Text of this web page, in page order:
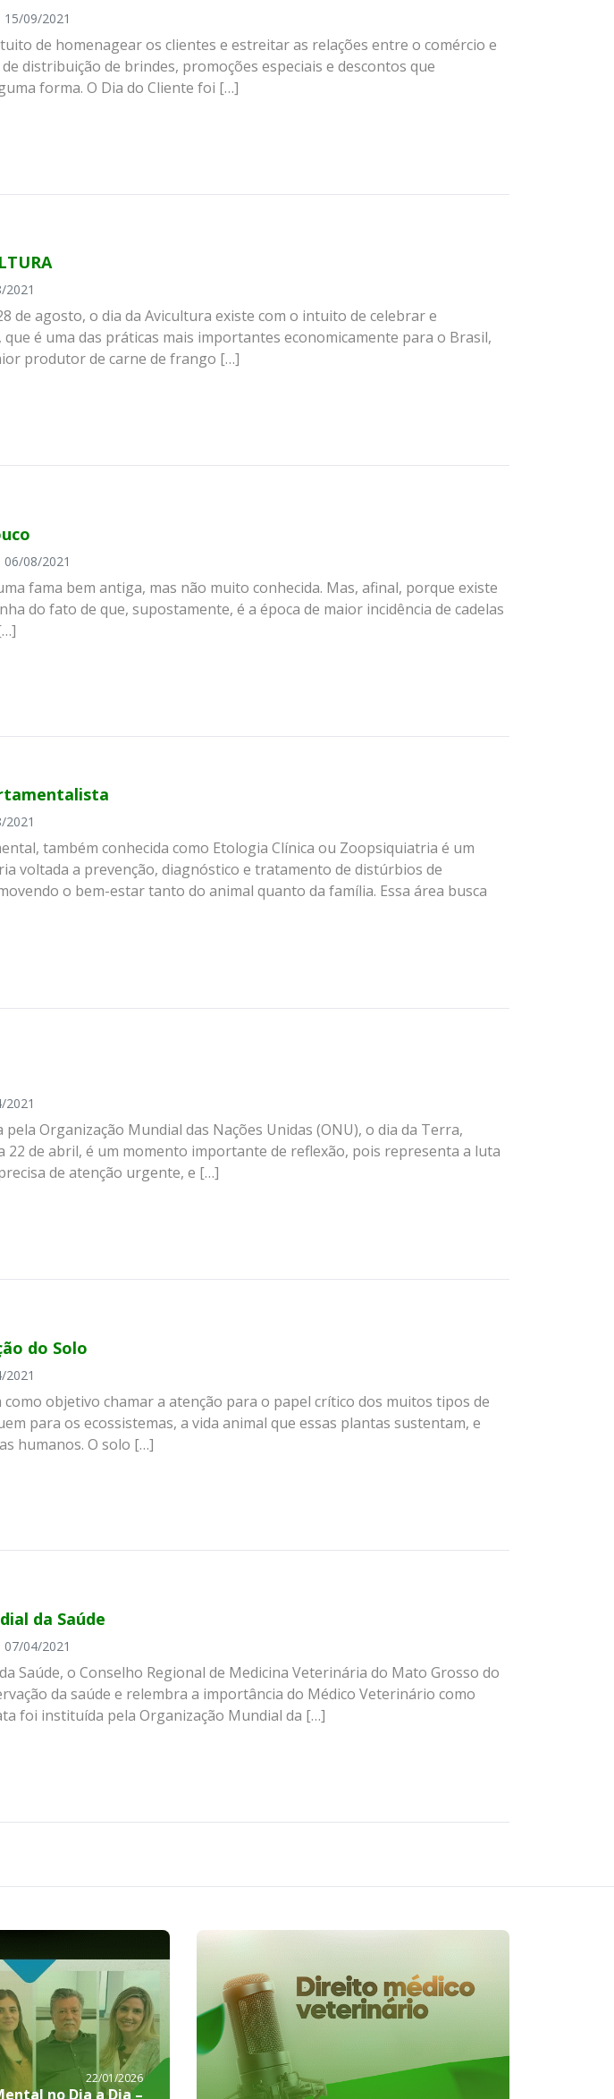
09/2021
de homenagear os clientes e estreitar as relações entre o comércio e
distribuição de brindes, promoções especiais e descontos que
forma. O Dia do Cliente foi […]
2021
de agosto, o dia da Avicultura existe com o intuito de celebrar e
é uma das práticas mais importantes economicamente para o Brasil,
produtor de carne de frango […]
08/2021
fama bem antiga, mas não muito conhecida. Mas, afinal, porque existe
do fato de que, supostamente, é a época de maior incidência de cadelas
2021
também conhecida como Etologia Clínica ou Zoopsiquiatria é um
voltada a prevenção, diagnóstico e tratamento de distúrbios de
o bem-estar tanto do animal quanto da família. Essa área busca
2021
Organização Mundial das Nações Unidas (ONU), o dia da Terra,
22 de abril, é um momento importante de reflexão, pois representa a luta
de atenção urgente, e […]
do Solo
2021
como objetivo chamar a atenção para o papel crítico dos muitos tipos de
para os ecossistemas, a vida animal que essas plantas sustentam, e
humanos. O solo […]
da Saúde
04/2021
Saúde, o Conselho Regional de Medicina Veterinária do Mato Grosso do
da saúde e relembra a importância do Médico Veterinário como
foi instituída pela Organização Mundial da […]
22/01/2026
no Dia a Dia –